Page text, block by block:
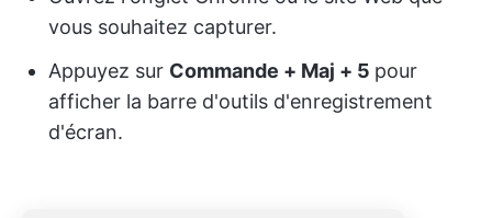
vous souhaitez capturer.
Appuyez sur Commande + Maj + 5 pour
afficher la barre d'outils d'enregistrement
d'écran.